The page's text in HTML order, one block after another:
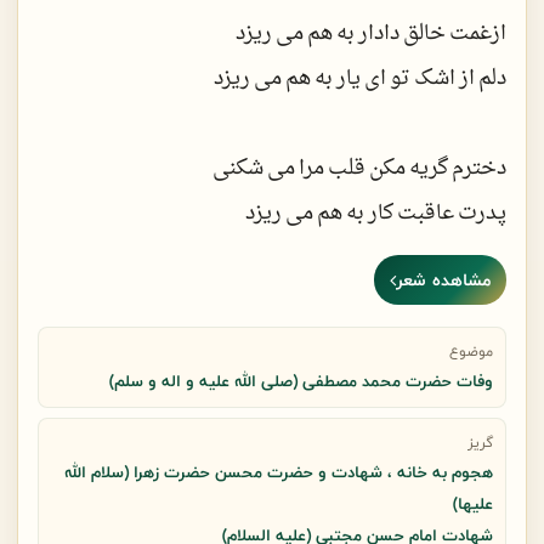
حال حسین حال یتیمی بهانه جوست
گوید به ناله در بر پیغمبر از محن
خیز و دوباره بوسه بزن بر گلوی من
گوید پدر دوباره حسینت زجان ببوس
خیز و دوباره جای لب و خیزران ببوس
در این عشیره سخت تر از هر وداع نیست
اینجا کسی ز داغ که بی اطلاع نیست
ازغمت خالق دادار به هم می ریزد
دلم از اشک تو ای یار به هم می ریزد
دخترم گریه مکن قلب مرا می شکنی
پدرت عاقبت کار به هم می ریزد
زودتر از همه آیی تو کنارم زهرا
بعد تو حیدر کرار به هم می ریزد
بعد من خوب به تو اجر رسالت بدهند
محسنت در پس دیوار به هم می ریزد
مشاهده شعر
موضوع
وفات حضرت محمد مصطفی (صلی الله علیه و اله و سلم)
گریز
هجوم به خانه ، شهادت و حضرت محسن حضرت زهرا (سلام الله
علیها)
شهادت امام حسن مجتبی (علیه السلام)